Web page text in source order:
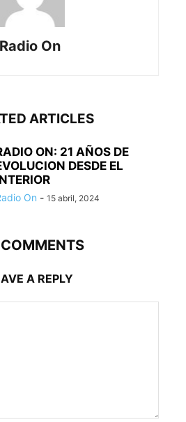
Radio On
ARTICLES
ON: 21 AÑOS DE
DESDE EL
On - 15 abril, 2024
A REPLY